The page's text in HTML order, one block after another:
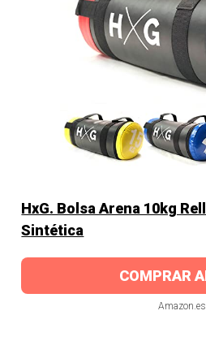
HxG. Bolsa Arena 10kg
Sintética
COMPRAR
Amazon.es